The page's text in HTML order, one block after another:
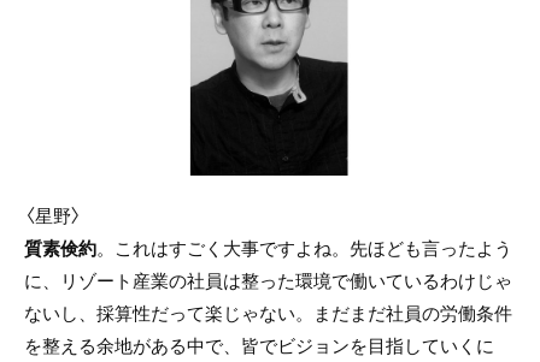
〈星野〉
質素倹約。これはすごく大事ですよね。先ほども言ったよう
に、リゾート産業の社員は整った環境で働いているわけじゃ
ないし、採算性だって楽じゃない。まだまだ社員の労働条件
を整える余地がある中で、皆でビジョンを目指していくに